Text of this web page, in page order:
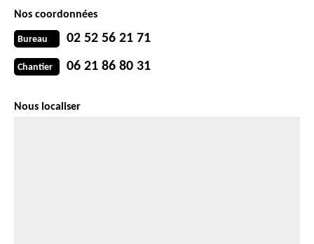
Nos coordonnées
Bureau 02 52 56 21 71
Chantier 06 21 86 80 31
Nous localiser